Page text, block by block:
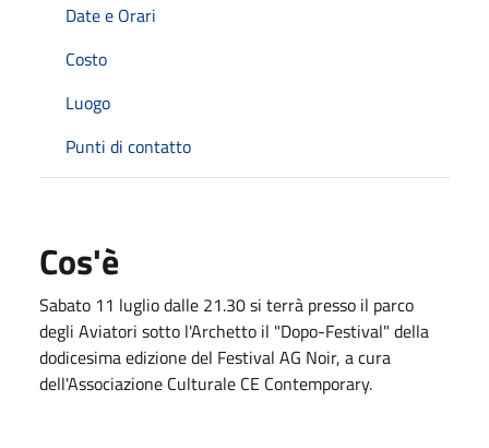
Date e Orari
Costo
Luogo
Punti di contatto
Cos'è
Sabato 11 luglio dalle 21.30 si terrà presso il parco
degli Aviatori sotto l'Archetto il "Dopo-Festival" della
dodicesima edizione del Festival AG Noir, a cura
dell'Associazione Culturale CE Contemporary.